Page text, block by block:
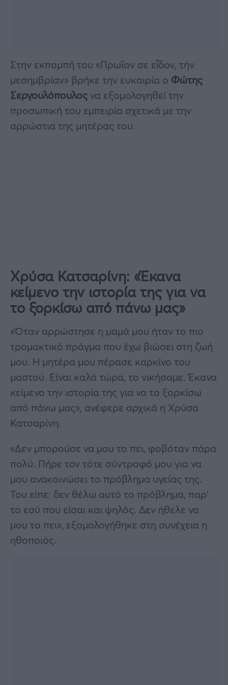
Στην εκπομπή του «Πρωΐαν σε εἶδον, τήν
μεσημβρίαν» βρήκε την ευκαιρία ο Φώτης
Σεργουλόπουλος να εξομολογηθεί την
προσωπική του εμπειρία σχετικά με την
αρρώστια της μητέρας του.
Χρύσα Κατσαρίνη: «Έκανα
κείμενο την ιστορία της για να
το ξορκίσω από πάνω μας»
«Όταν αρρώστησε η μαμά μου ήταν το πιο
τρομακτικό πράγμα που έχω βιώσει στη ζωή
μου. Η μητέρα μου πέρασε καρκίνο του
μαστού. Είναι καλά τώρα, το νικήσαμε. Έκανα
κείμενο την ιστορία της για να το ξορκίσω
από πάνω μας», ανέφερε αρχικά η Χρύσα
Κατσαρίνη.
«Δεν μπορούσε να μου το πει, φοβόταν πάρα
πολύ. Πήρε τον τότε σύντροφό μου για να
μου ανακοινώσει το πρόβλημα υγείας της.
Του είπε: δεν θέλω αυτό το πρόβλημα, παρ’
το εσύ που είσαι και ψηλός. Δεν ήθελε να
μου το πει», εξομολογήθηκε στη συνέχεια η
ηθοποιός.